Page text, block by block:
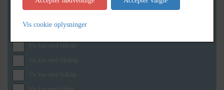
Generelt
Vis kun med billeder
Vis kun med filmklip
Vis kun med lydklip
Vis cookie oplysninger